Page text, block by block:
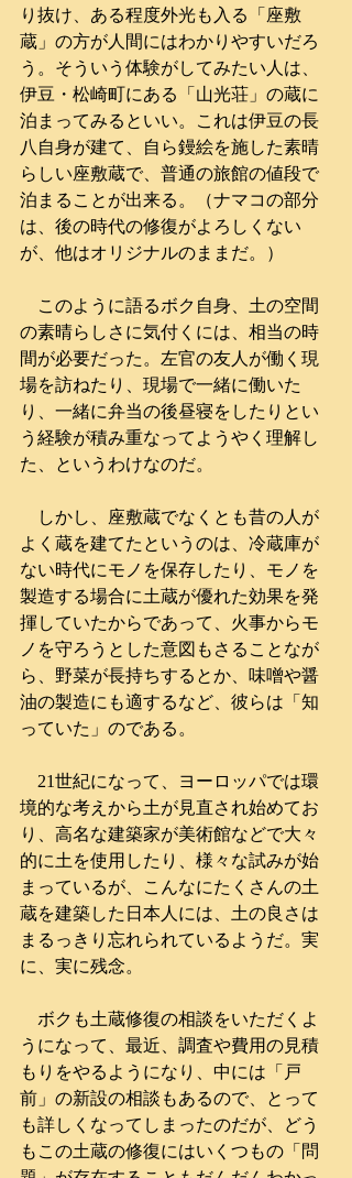
り抜け、ある程度外光も入る「座敷
蔵」の方が人間にはわかりやすいだろ
う。そういう体験がしてみたい人は、
伊豆・松崎町にある「山光荘」の蔵に
泊まってみるといい。これは伊豆の長
八自身が建て、自ら鏝絵を施した素晴
らしい座敷蔵で、普通の旅館の値段で
泊まることが出来る。（ナマコの部分
は、後の時代の修復がよろしくない
が、他はオリジナルのままだ。）
このように語るボク自身、土の空間
の素晴らしさに気付くには、相当の時
間が必要だった。左官の友人が働く現
場を訪ねたり、現場で一緒に働いた
り、一緒に弁当の後昼寝をしたりとい
う経験が積み重なってようやく理解し
た、というわけなのだ。
しかし、座敷蔵でなくとも昔の人が
よく蔵を建てたというのは、冷蔵庫が
ない時代にモノを保存したり、モノを
製造する場合に土蔵が優れた効果を発
揮していたからであって、火事からモ
ノを守ろうとした意図もさることなが
ら、野菜が長持ちするとか、味噌や醤
油の製造にも適するなど、彼らは「知
っていた」のである。
21世紀になって、ヨーロッパでは環
境的な考えから土が見直され始めてお
り、高名な建築家が美術館などで大々
的に土を使用したり、様々な試みが始
まっているが、こんなにたくさんの土
蔵を建築した日本人には、土の良さは
まるっきり忘れられているようだ。実
に、実に残念。
ボクも土蔵修復の相談をいただくよ
うになって、最近、調査や費用の見積
もりをやるようになり、中には「戸
前」の新設の相談もあるので、とって
も詳しくなってしまったのだが、どう
もこの土蔵の修復にはいくつもの「問